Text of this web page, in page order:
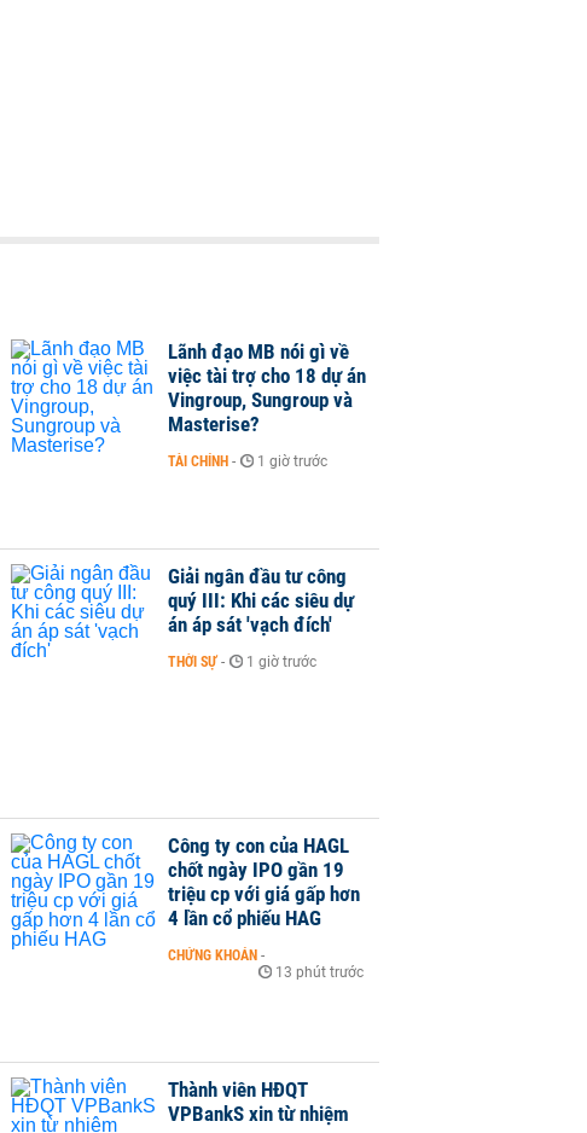
Lãnh đạo MB nói gì về
việc tài trợ cho 18 dự án
Vingroup, Sungroup và
Masterise?
TÀI CHÍNH - 1 giờ trước
Giải ngân đầu tư công
quý III: Khi các siêu dự
án áp sát 'vạch đích'
THỜI SỰ - 1 giờ trước
Công ty con của HAGL
chốt ngày IPO gần 19
triệu cp với giá gấp hơn
4 lần cổ phiếu HAG
CHỨNG KHOÁN -
13 phút trước
Thành viên HĐQT
VPBankS xin từ nhiệm